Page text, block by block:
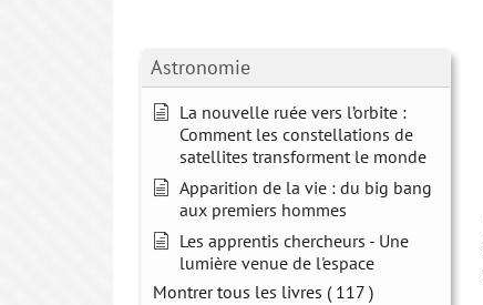
Astronomie
La nouvelle ruée vers l’orbite :
Comment les constellations de
satellites transforment le monde
Apparition de la vie : du big bang
aux premiers hommes
Les apprentis chercheurs - Une
lumière venue de l'espace
Montrer tous les livres ( 117 )